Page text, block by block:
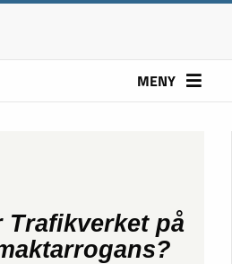
MENY
Trafikverket på